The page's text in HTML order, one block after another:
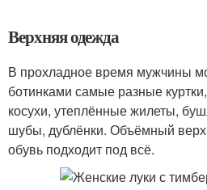
Верхняя одежда
В прохладное время мужчины
ботинками самые разные
косухи, утеплённые жилеты,
шубы, дублёнки. Объёмный верх
обувь подходит под всё.